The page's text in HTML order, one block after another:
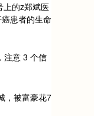
上的z郑斌医
患者的生命
注意 3 个信
，被富豪花7